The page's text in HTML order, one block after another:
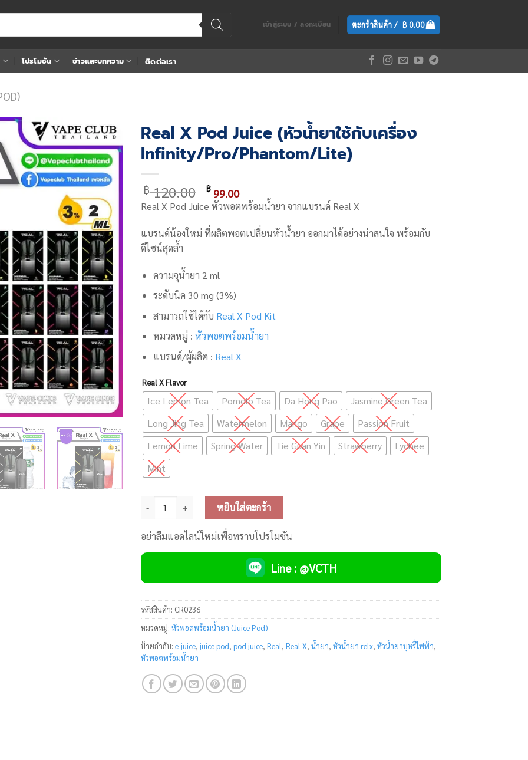
เข้าสู่ระบบ / ลงทะเบียน ตะกร้าสินค้า / ฿0.00
โปรโมชัน ข่าวและบทความ ติดต่อเรา
Add
to
wishlist
Real X Pod Juice (หัวน้ำยาใช้กับเครื่อง
Infinity/Pro/Phantom/Lite)
฿120.00 Original
price
฿ 120.00.
฿99.00Current
price
฿ 99.00.
Real X Pod Juice หัวพอตพร้อมน้ำยา จากแบรนด์ Real X
แบรนด์น้องใหม่ ที่ผลิตพอตเปลี่ยนหัวน้ำยา ออกมาได้อย่างน่าสนใจ พร้อมกับ
ดีไซน์สุดล้ำ
ความจุน้ำยา 2 ml
ระดับนิค 30 mg (3%)
สามารถใช้ได้กับ Real X Pod Kit
หมวดหมู่ : หัวพอตพร้อมน้ำยา
แบรนด์/ผู้ผลิต : Real X
Real X Flavor
Ice Lemon Tea Pomelo Tea Da Hong Pao
Jasmine Green Tea
Long Jing Tea
Watermelon Mango Grape
Passion Fruit
Lemon Lime
Spring Water Tie Guan Yin Strawberry
Lychee
Mint
จำนวน Real X Pod Juice (หัวน้ำยาใช้กับเครื่อง Infinity/Pro/Phantom/Lite) ชิ้น
หยิบใส่ตะกร้า
อย่าลืมแอดไลน์ใหม่เพื่อทราบโปรโมชัน
Line : @VCTH
รหัสสินค้า: CR0236
หมวดหมู่: หัวพอตพร้อมน้ำยา (Juice Pod)
ป้ายกำกับ: e-juice, juice pod, pod juice, Real, Real X, น้ำยา, หัวน้ำยา relx, หัวน้ำยาบุหรี่ไฟฟ้า,
หัวพอตพร้อมน้ำยา